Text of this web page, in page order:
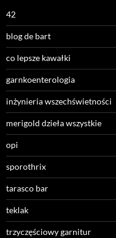
42
blog de bart
co lepsze kawałki
garnkoenterologia
inżynieria wszechświetności
merigold dzieła wszystkie
opi
sporothrix
tarasco bar
teklak
trzyczęściowy garnitur